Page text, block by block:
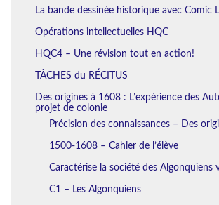
La bande dessinée historique avec Comic
Opérations intellectuelles HQC
HQC4 – Une révision tout en action!
TÂCHES du RÉCITUS
Des origines à 1608 : L’expérience des
projet de colonie
Précision des connaissances – Des
1500-1608 – Cahier de l’élève
Caractérise la société des Algonquiens
C1 – Les Algonquiens